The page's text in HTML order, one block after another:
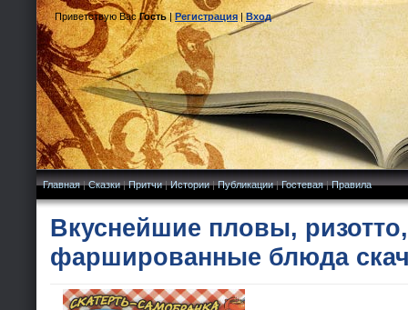
Приветствую Вас Гость|Регистрация|Вход
Главная|Сказки|Притчи|Истории|Публикации|Гостевая|Правила
Вкуснейшие пловы, ризотто,
фаршированные блюда